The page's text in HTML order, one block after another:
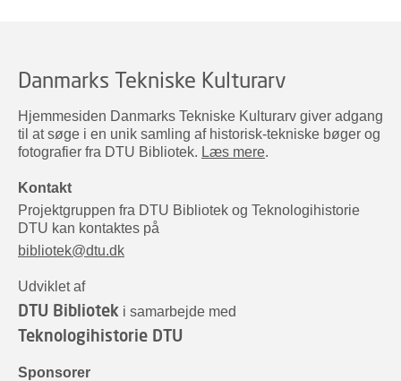
Danmarks Tekniske Kulturarv
Hjemmesiden Danmarks Tekniske Kulturarv giver adgang
til at søge i en unik samling af historisk-tekniske bøger og
fotografier fra DTU Bibliotek. Læs mere.
Kontakt
Projektgruppen fra DTU Bibliotek og Teknologihistorie
DTU kan kontaktes på
bibliotek@dtu.dk
Udviklet af
DTU Bibliotek i samarbejde med
Teknologihistorie DTU
Sponsorer